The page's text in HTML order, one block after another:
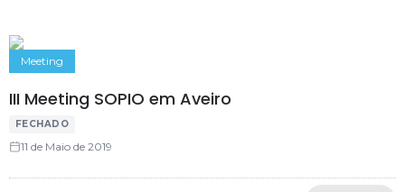
Meeting
III Meeting SOPIO em Aveiro
FECHADO
11 de Maio de 2019